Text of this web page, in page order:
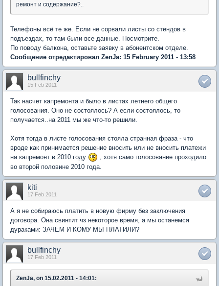
ремонт и содержание?..
Телефоны всё те же. Если не сорвали листы со стендов в
подъездах, то там были все данные. Посмотрите.
По поводу балкона, оставьте заявку в абонентском отделе.
Сообщение отредактировал ZenJa: 15 February 2011 - 13:58
bullfinchy
15 Feb 2011
Так насчет капремонта и было в листах летнего общего
голосования. Оно не состоялось? А если состоялось, то
получается..на 2011 мы же что-то решили.
Хотя тогда в листе голосования стояла странная фраза - что
вроде как принимается решение вносить или не вносить платежи
на капремонт в 2010 году
, хотя само голосование проходило
во второй половине 2010 года.
kiti
17 Feb 2011
А я не собираюсь платить в новую фирму без заключения
договора. Она свинтит чз некоторое время, а мы останемся
дураками: ЗАЧЕМ И КОМУ МЫ ПЛАТИЛИ?
bullfinchy
17 Feb 2011
ZenJa, on 15.02.2011 - 14:01: